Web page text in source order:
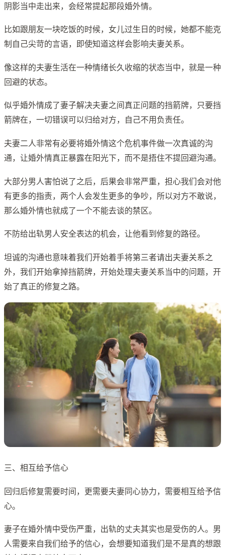
阴影当中走出来，会经常提起那段婚外情。
比如跟朋友一块吃饭的时候，女儿过生日的时候，她都不能克
制自己尖苛的言语，即使知道这样会影响夫妻关系。
像这样的夫妻生活在一种情绪长久收缩的状态当中，就是一种
回避的状态。
似乎婚外情成了妻子解决夫妻之间真正问题的挡箭牌，只要挡
箭牌在，一切错误可以归给对方，自己不用负责任。
夫妻二人非常有必要将婚外情这个危机事件做一次真诚的沟
通，让婚外情真正暴露在阳光下，而不是捂住不提回避沟通。
大部分男人害怕说了之后，后果会非常严重，担心我们会对他
有更多的指责，两个人会发生更多的争吵，所以对方不敢说，
那么婚外情也就成了一个不能去谈的禁区。
不防给出轨男人安全表达的机会，让他看到修复的路径。
坦诚的沟通也意味着我们开始着手将第三者请出夫妻关系之
外，我们开始拿掉挡箭牌，开始处理夫妻关系当中的问题，开
始了真正的修复之路。
三、相互给予信心
回归后修复需要时间，更需要夫妻同心协力，需要相互给予信
心。
妻子在婚外情中受伤严重，出轨的丈夫其实也是受伤的人。男
人需要来自我们给予的信心，会想要知道我们是不是真的想跟